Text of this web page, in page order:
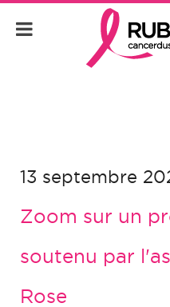
13 septembre
Zoom sur un
soutenu par
Rose